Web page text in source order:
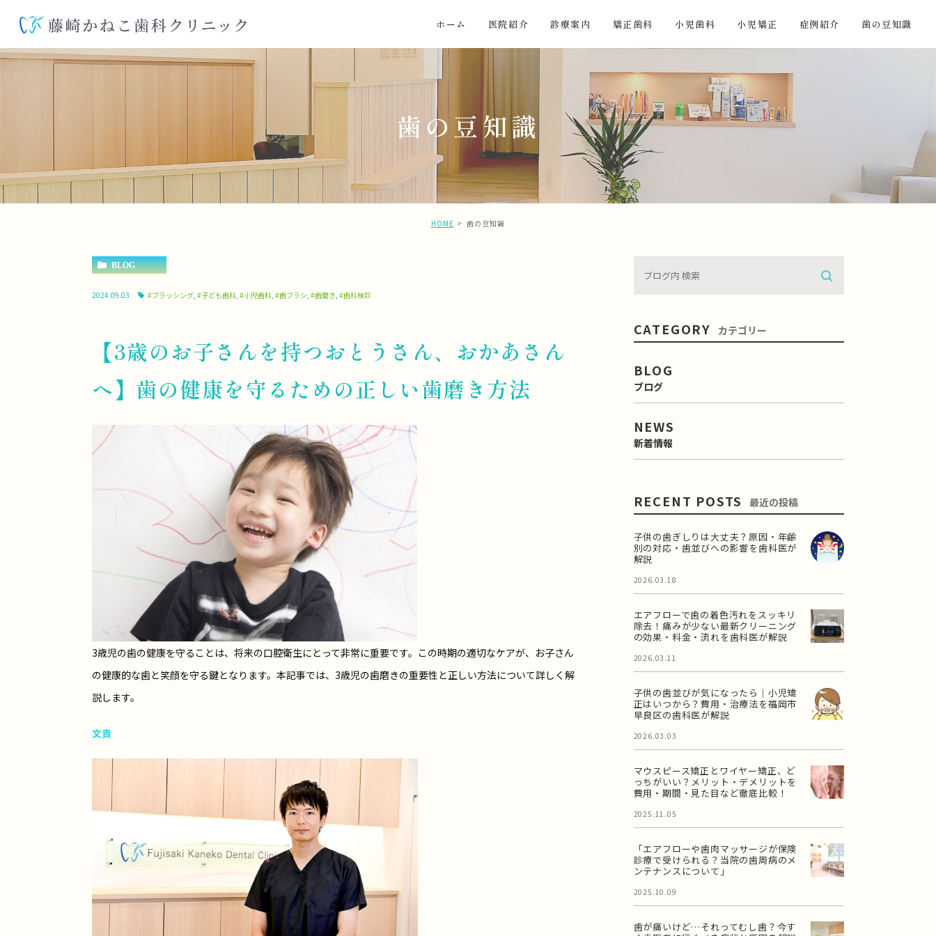
ホーム 医院紹介 診療案内 矯正歯科 小児歯科 小児矯正 症例紹介 歯の豆知識
歯の豆知識
HOME 歯の豆知識
BLOG
2024.09.03 #ブラッシング, #子ども歯科, #小児歯科, #歯ブラシ, #歯磨き, #歯科検診
【3歳のお子さんを持つおとうさん、おかあさん
へ】歯の健康を守るための正しい歯磨き方法
3歳児の歯の健康を守ることは、将来の口腔衛生にとって非常に重要です。この時期の適切なケアが、お子さん
の健康的な歯と笑顔を守る鍵となります。本記事では、3歳児の歯磨きの重要性と正しい方法について詳しく解
説します。
文責
CATEGORY カテゴリー
BLOG
ブログ
NEWS
新着情報
RECENT POSTS 最近の投稿
子供の歯ぎしりは大丈夫？原因・年齢
別の対応・歯並びへの影響を歯科医が
解説
2026.03.18
エアフローで歯の着色汚れをスッキリ
除去！痛みが少ない最新クリーニング
の効果・料金・流れを歯科医が解説
2026.03.11
子供の歯並びが気になったら｜小児矯
正はいつから？費用・治療法を福岡市
早良区の歯科医が解説
2026.03.03
マウスピース矯正とワイヤー矯正、ど
っちがいい？メリット・デメリットを
費用・期間・見た目など徹底比較！
2025.11.05
「エアフローや歯肉マッサージが保険
診療で受けられる？当院の歯周病のメ
ンテナンスについて」
2025.10.09
歯が痛いけど…それってむし歯？今す